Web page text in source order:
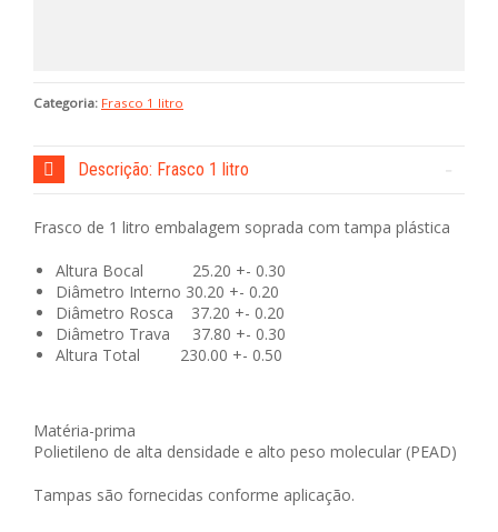
Categoria: Frasco 1 litro
Descrição: Frasco 1 litro
Frasco de 1 litro embalagem soprada com tampa plástica
Altura Bocal 25.20 +- 0.30
Diâmetro Interno 30.20 +- 0.20
Diâmetro Rosca 37.20 +- 0.20
Diâmetro Trava 37.80 +- 0.30
Altura Total 230.00 +- 0.50
Matéria-prima
Polietileno de alta densidade e alto peso molecular (PEAD)
Tampas são fornecidas conforme aplicação.